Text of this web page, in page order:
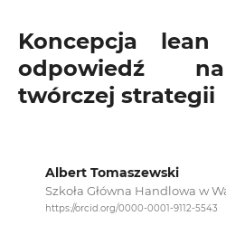
Koncepcja
odpowiedź
twórczej strategii
Albert Tomaszewski
Szkoła Główna Handlowa w
https://orcid.org/0000-0001-9112-5543